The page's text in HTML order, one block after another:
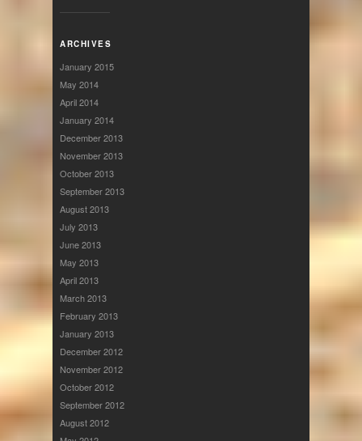
ARCHIVES
January 2015
May 2014
April 2014
January 2014
December 2013
November 2013
October 2013
September 2013
August 2013
July 2013
June 2013
May 2013
April 2013
March 2013
February 2013
January 2013
December 2012
November 2012
October 2012
September 2012
August 2012